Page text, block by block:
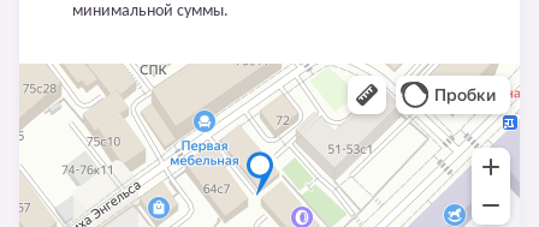
минимальной суммы.